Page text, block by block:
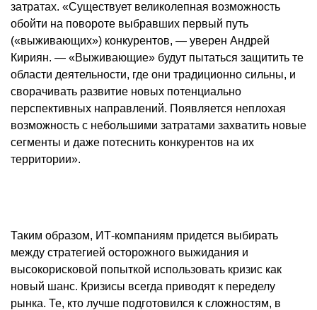
затратах. «Существует великолепная возможность
обойти на повороте выбравших первый путь
(«выживающих») конкурентов, — уверен Андрей
Кириян. — «Выживающие» будут пытаться защитить те
области деятельности, где они традиционно сильны, и
сворачивать развитие новых потенциально
перспективных направлений. Появляется неплохая
возможность с небольшими затратами захватить новые
сегменты и даже потеснить конкурентов на их
территории».
Таким образом, ИТ-компаниям придется выбирать
между стратегией осторожного выжидания и
высокорисковой попыткой использовать кризис как
новый шанс. Кризисы всегда приводят к переделу
рынка. Те, кто лучше подготовился к сложностям, в